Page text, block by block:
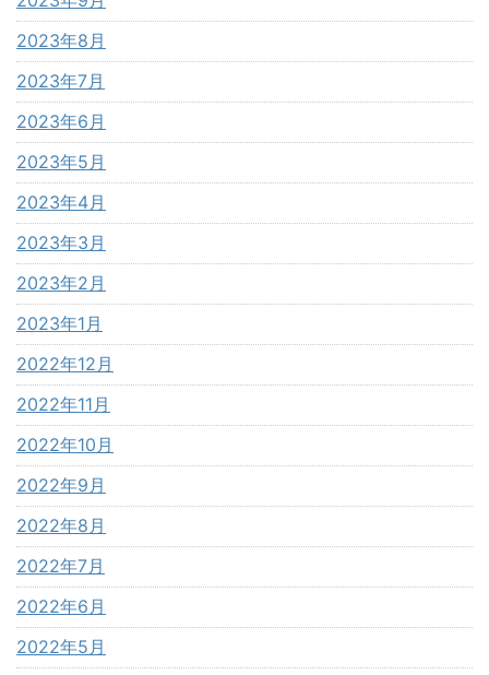
2023年8月
2023年7月
2023年6月
2023年5月
2023年4月
2023年3月
2023年2月
2023年1月
2022年12月
2022年11月
2022年10月
2022年9月
2022年8月
2022年7月
2022年6月
2022年5月